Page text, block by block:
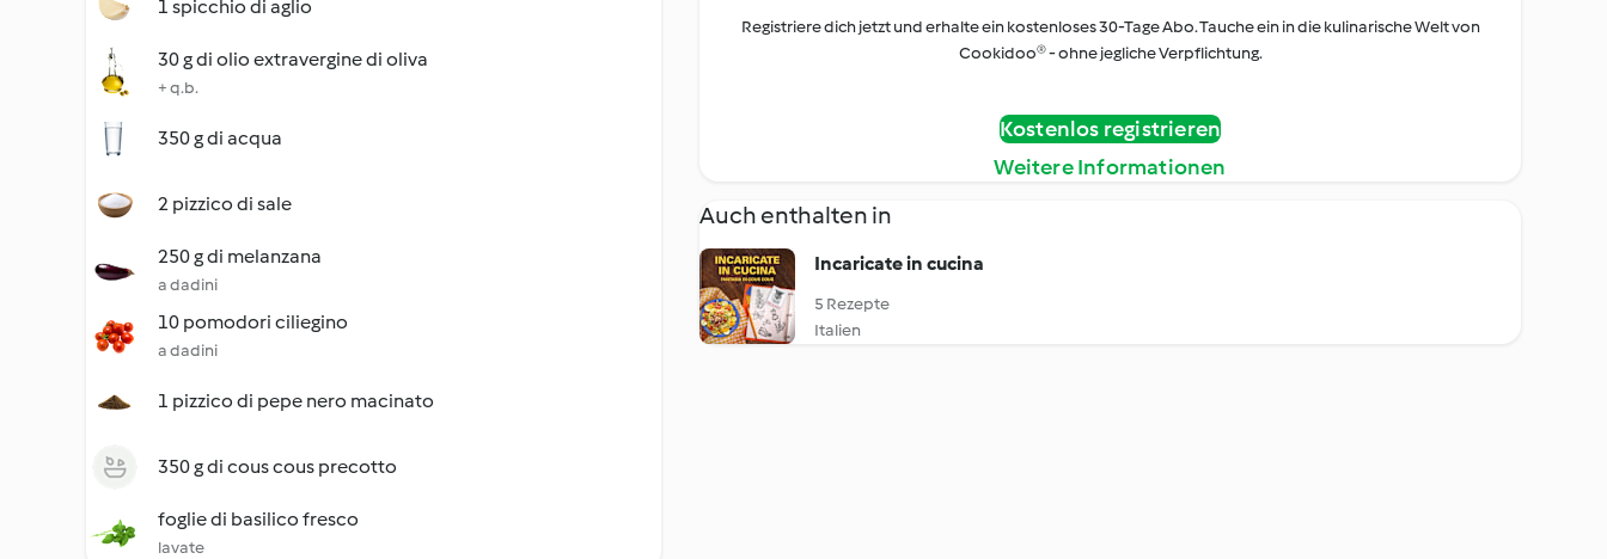
1 spicchio di aglio
30 g di olio extravergine di oliva
+ q.b.
350 g di acqua
2 pizzico di sale
250 g di melanzana
a dadini
10 pomodori ciliegino
a dadini
1 pizzico di pepe nero macinato
350 g di cous cous precotto
foglie di basilico fresco
lavate
Registriere dich jetzt und erhalte ein kostenloses 30-Tage Abo. Tauche ein in die kulinarische Welt von
Cookidoo® - ohne jegliche Verpflichtung.
Kostenlos registrieren
Weitere Informationen
Auch enthalten in
Incaricate in cucina
5 Rezepte
Italien